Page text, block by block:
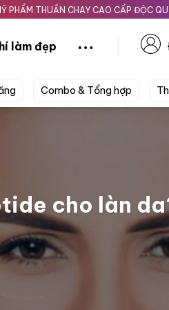
CHAY CAO CẤP ĐỘC QUYỀN TẠI
làm đẹp
Combo & Tổng hợp
cho làn